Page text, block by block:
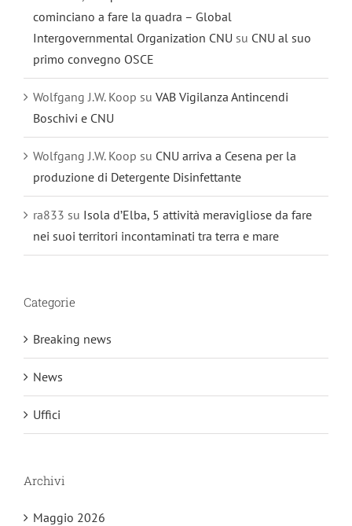
cominciano a fare la quadra – Global
Intergovernmental Organization CNU su CNU al suo
primo convegno OSCE
Wolfgang J.W. Koop su VAB Vigilanza Antincendi
Boschivi e CNU
Wolfgang J.W. Koop su CNU arriva a Cesena per la
produzione di Detergente Disinfettante
ra833 su Isola d’Elba, 5 attività meravigliose da fare
nei suoi territori incontaminati tra terra e mare
Categorie
Breaking news
News
Uffici
Archivi
Maggio 2026